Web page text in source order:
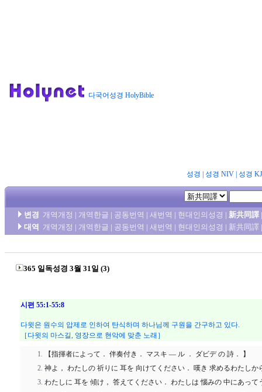
다국어성경 HolyBible
성경 성경 NIV| 성경
변경 개역개정 | 개역한글 | 공동번역 | 새번역 | 현대인의성경 | 新共同譯
대역
개역개정 | 개역한글 | 공동번역 | 새번역 | 현대인의성경 | 新共同譯
365 일독성경 3월 31일 (3)
시편 55:1-55:8
다윗은 원수의 압제로 인하여 탄식하며 하나님께 구원을 간구하고 있다.
［다윗의 마스길, 영장으로 현악에 맞춘 노래］
【指揮者によって． 伴奏付き． マスキ ― ル ． ダビデ の 詩． 】
神よ， わたしの 祈りに 耳を 向けてください． 嘆き 求めるわたしか
わたしに 耳を 傾け， 答えてください． わたしは 惱みの 中にあっ